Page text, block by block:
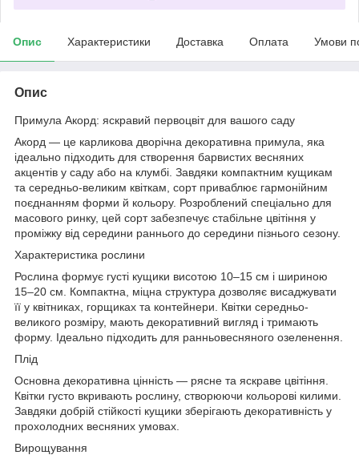
Опис Характеристики Доставка Оплата Умови
Опис
Примула Акорд: яскравий первоцвіт для вашого саду
Акорд — це карликова дворічна декоративна примула, яка
ідеально підходить для створення барвистих весняних
акцентів у саду або на клумбі. Завдяки компактним кущикам
та середньо-великим квіткам, сорт приваблює гармонійним
поєднанням форми й кольору. Розроблений спеціально для
масового ринку, цей сорт забезпечує стабільне цвітіння у
проміжку від середини раннього до середини пізнього сезону.
Характеристика рослини
Рослина формує густі кущики висотою 10–15 см і шириною
15–20 см. Компактна, міцна структура дозволяє висаджувати
її у квітниках, горщиках та контейнери. Квітки середньо-
великого розміру, мають декоративний вигляд і тримають
форму. Ідеально підходить для ранньовесняного озеленення.
Плід
Основна декоративна цінність — рясне та яскраве цвітіння.
Квітки густо вкривають рослину, створюючи кольорові килими.
Завдяки добрій стійкості кущики зберігають декоративність у
прохолодних весняних умовах.
Вирощування